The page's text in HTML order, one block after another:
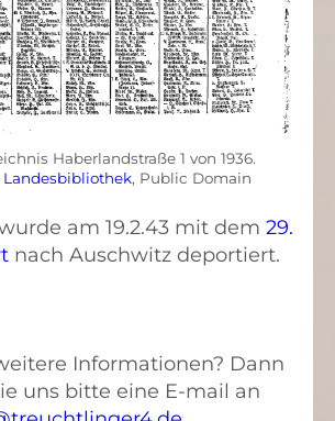
Haberlandstraße 1 von 1936.
, Public Domain
am 19.2.43 mit dem 29.
nach Auschwitz deportiert.
Informationen? Dann
uns bitte eine E-mail an